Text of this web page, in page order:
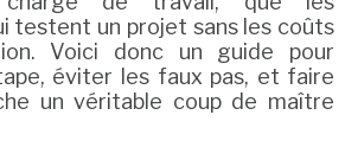
testent un projet sans les coûts
Voici donc un guide pour
éviter les faux pas, et faire
un véritable coup de maître